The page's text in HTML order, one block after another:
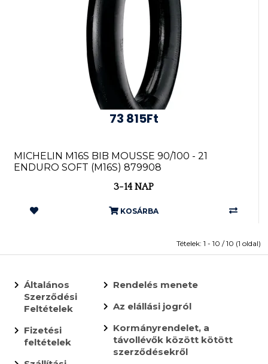
73 815Ft
MICHELIN M16S BIB MOUSSE 90/100 - 21
ENDURO SOFT (M16S) 879908
3-14 NAP
KOSÁRBA
Tételek: 1 - 10 / 10 (1 oldal)
Általános
Szerződési
Feltételek
Fizetési
feltételek
Rendelés menete
Az elállási jogról
Kormányrendelet, a
távollévők között kötött
szerződésekről